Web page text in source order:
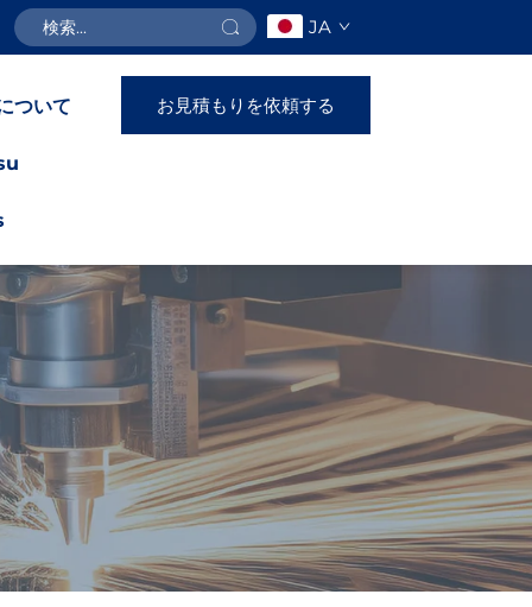
JA
ついて お見積もりを依頼する